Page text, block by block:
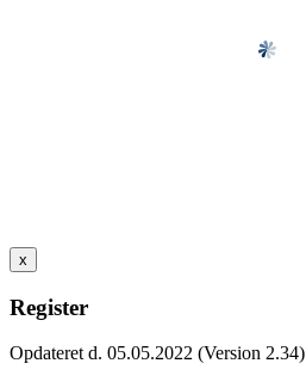
x
Register
Opdateret d. 05.05.2022 (Version 2.34)